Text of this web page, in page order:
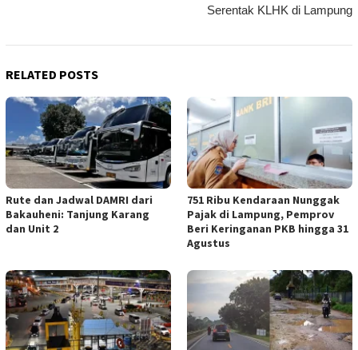
Serentak KLHK di Lampung
RELATED POSTS
Rute dan Jadwal DAMRI dari
Bakauheni: Tanjung Karang
dan Unit 2
751 Ribu Kendaraan Nunggak
Pajak di Lampung, Pemprov
Beri Keringanan PKB hingga 31
Agustus